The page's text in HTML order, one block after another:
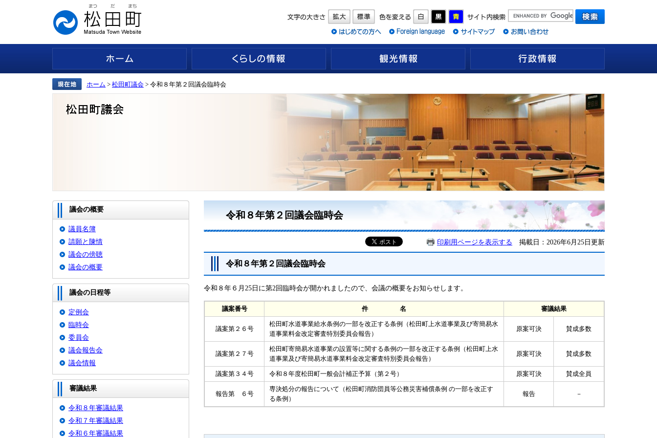
ホーム > 松田町議会 > 令和８年第２回議会臨時会
議会の概要
議員名簿
請願と陳情
議会の傍聴
議会の概要
議会の日程等
定例会
臨時会
委員会
議会報告会
議会情報
審議結果
令和８年審議結果
令和７年審議結果
令和６年審議結果
令和８年第２回議会臨時会
印刷用ページを表示する 掲載日：2026年6月25日更新
令和８年第２回議会臨時会
令和８年６月25日に第2回臨時会が開かれましたので、会議の概要をお知らせします。
議案番号 件 名 審議結果
議案第２６号
松田町水道事業給水条例の一部を改正する条例（松田町上水道事業及び寄簡易水
道事業料金改定審査特別委員会報告）
原案可決 賛成多数
議案第２７号
松田町寄簡易水道事業の設置等に関する条例の一部を改正する条例（松田町上水
道事業及び寄簡易水道事業料金改定審査特別委員会報告）
原案可決 賛成多数
議案第３４号 令和８年度松田町一般会計補正予算（第２号） 原案可決 賛成全員
報告第 ６号
専決処分の報告について（松田町消防団員等公務災害補償条例 の一部を改正す
る条例）
報告 －